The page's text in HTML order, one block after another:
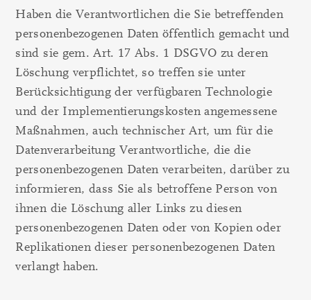
Haben die Verantwortlichen die Sie betreffenden
personenbezogenen Daten öffentlich gemacht und
sind sie gem. Art. 17 Abs. 1 DSGVO zu deren
Löschung verpflichtet, so treffen sie unter
Berücksichtigung der verfügbaren Technologie
und der Implementierungskosten angemessene
Maßnahmen, auch technischer Art, um für die
Datenverarbeitung Verantwortliche, die die
personenbezogenen Daten verarbeiten, darüber zu
informieren, dass Sie als betroffene Person von
ihnen die Löschung aller Links zu diesen
personenbezogenen Daten oder von Kopien oder
Replikationen dieser personenbezogenen Daten
verlangt haben.